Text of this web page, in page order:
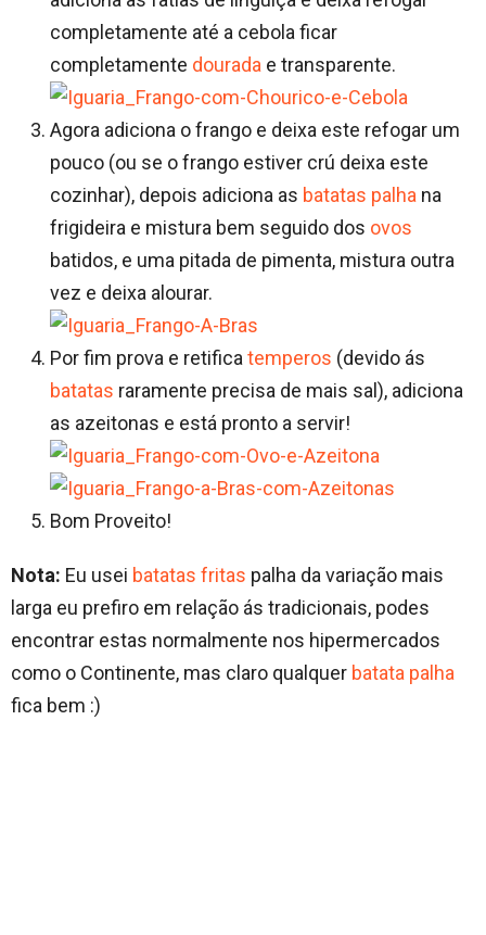
completamente até a cebola ficar
completamente dourada e transparente.
Agora adiciona o frango e deixa este refogar um
pouco (ou se o frango estiver crú deixa este
cozinhar), depois adiciona as batatas palha na
frigideira e mistura bem seguido dos ovos
batidos, e uma pitada de pimenta, mistura outra
vez e deixa alourar.
Por fim prova e retificatemperos (devido ás
batatas raramente precisa de mais sal), adiciona
as azeitonas e está pronto a servir!
Bom Proveito!
Nota: Eu usei batatas fritas palha da variação mais
larga eu prefiro em relação ás tradicionais, podes
encontrar estas normalmente nos hipermercados
como o Continente, mas claro qualquer batata palha
fica bem :)